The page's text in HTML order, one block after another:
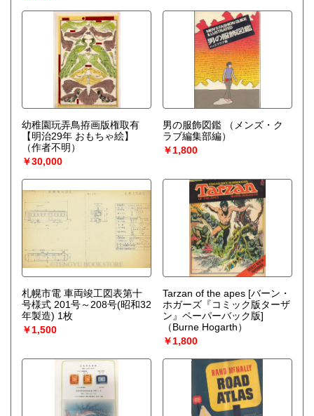
幼稚園玩弄鳥拵画版権取有
【明治29年 おもちゃ絵】
（作者不明）
￥30,000
男の服飾図鑑
（メンズ・ク
ラブ編集部編）
￥1,800
札幌市電 車両竣工図表第十
号様式 201号～208号(昭和32
年製造) 1枚
￥1,500
Tarzan of the apes [バーン・
ホガーズ『コミック版ターザ
ン』ペーパーバック版]
（Burne Hogarth）
￥1,800